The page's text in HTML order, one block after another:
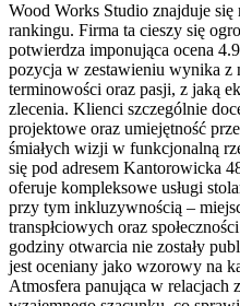
Wood Works Studio znajduje
rankingu. Firma ta cieszy się
potwierdza imponująca ocena
pozycja w zestawieniu wynika z
terminowości oraz pasji, z jaką
zlecenia. Klienci szczególnie
projektowe oraz umiejętność
śmiałych wizji w funkcjonalną
się pod adresem Kantorowicka
oferuje kompleksowe usługi
przy tym inkluzywnością –
transpłciowych oraz
godziny otwarcia nie zostały
jest oceniany jako wzorowy na
Atmosfera panująca w relacjach